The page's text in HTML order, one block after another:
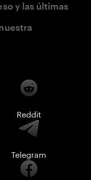
y las últimas
Reddit
Telegram